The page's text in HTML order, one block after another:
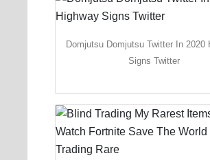
Domjutsu Domjutsu Twitter In 2020
Signs Twitter